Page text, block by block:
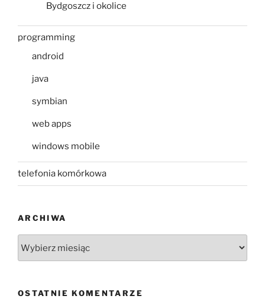
Bydgoszcz i okolice
programming
android
java
symbian
web apps
windows mobile
telefonia komórkowa
ARCHIWA
OSTATNIE KOMENTARZE